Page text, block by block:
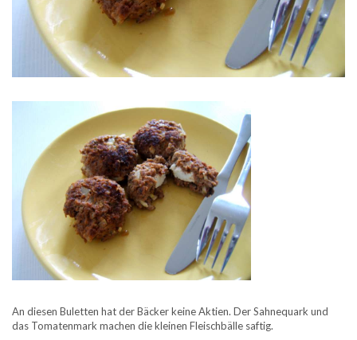
An diesen Buletten hat der Bäcker keine Aktien. Der Sahnequark und
das Tomatenmark machen die kleinen Fleischbälle saftig.